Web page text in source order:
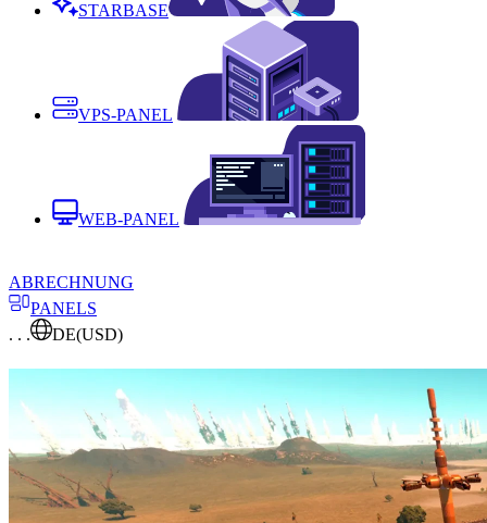
STARBASE
VPS-PANEL
WEB-PANEL
ABRECHNUNG
PANELS
. . .
DE(USD)